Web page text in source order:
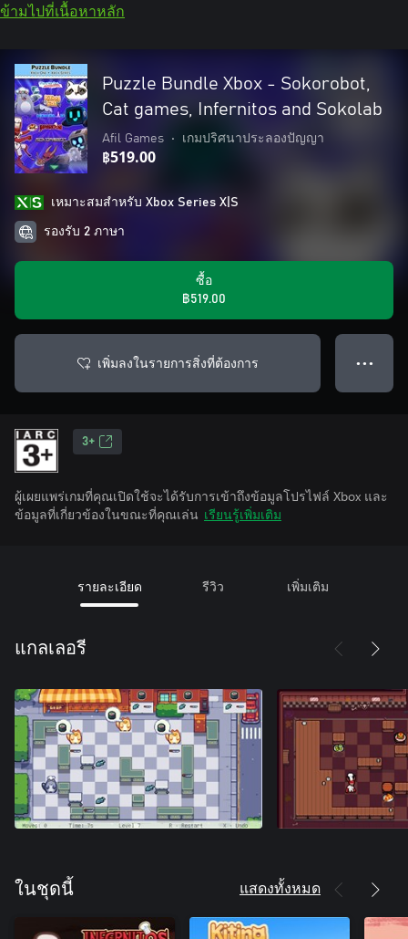
ข้ามไปที่เนื้อหาหลัก
Puzzle Bundle Xbox - Sokorobot,
Cat games, Infernitos and Sokolab
Afil Games • เกมปริศนาประลองปัญญา
฿519.00
เหมาะสมสําหรับ Xbox Series X|S
รองรับ 2 ภาษา
ซื้อ
฿519.00
เพิ่มลงในรายการสิ่งที่ต้องการ ● ● ●
3+
ผู้เผยแพร่เกมที่คุณเปิดใช้จะได้รับการเข้าถึงข้อมูลโปรไฟล์ Xbox และ
ข้อมูลที่เกี่ยวข้องในขณะที่คุณเล่น เรียนรู้เพิ่มเติม
รายละเอียด รีวิว เพิ่มเติม
แกลเลอรี
ในชุดนี้ แสดงทั้งหมด